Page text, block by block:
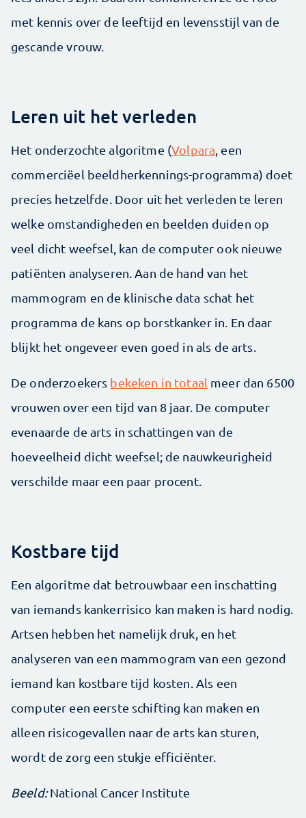
met kennis over de leeftijd en levensstijl van de
gescande vrouw.
Leren uit het verleden
Het onderzochte algoritme (Volpara , een
commerciëel beeldherkennings-programma) doet
precies hetzelfde. Door uit het verleden te leren
welke omstandigheden en beelden duiden op
veel dicht weefsel, kan de computer ook nieuwe
patiënten analyseren. Aan de hand van het
mammogram en de klinische data schat het
programma de kans op borstkanker in. En daar
blijkt het ongeveer even goed in als de arts.
De onderzoekers bekeken in totaal meer dan 6500
vrouwen over een tijd van 8 jaar. De computer
evenaarde de arts in schattingen van de
hoeveelheid dicht weefsel; de nauwkeurigheid
verschilde maar een paar procent.
Kostbare tijd
Een algoritme dat betrouwbaar een inschatting
van iemands kankerrisico kan maken is hard nodig.
Artsen hebben het namelijk druk, en het
analyseren van een mammogram van een gezond
iemand kan kostbare tijd kosten. Als een
computer een eerste schifting kan maken en
alleen risicogevallen naar de arts kan sturen,
wordt de zorg een stukje efficiënter.
Beeld:National Cancer Institute